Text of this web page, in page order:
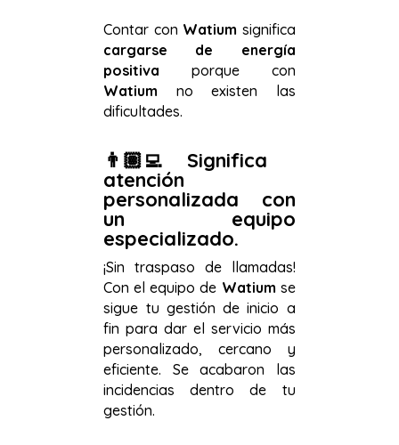
Contar con Watium significa
cargarse de energía
positiva porque con
Watium no existen las
dificultades.
👨🏽 Significa
atención
personalizada con
un equipo
especializado.
¡Sin traspaso de llamadas!
Con el equipo de Watium se
sigue tu gestión de inicio a
fin para dar el servicio más
personalizado, cercano y
eficiente. Se acabaron las
incidencias dentro de tu
gestión.